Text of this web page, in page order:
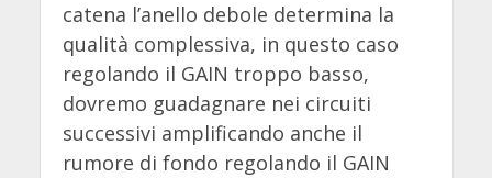
catena l’anello debole determina la
qualità complessiva, in questo caso
regolando il GAIN troppo basso,
dovremo guadagnare nei circuiti
successivi amplificando anche il
rumore di fondo regolando il GAIN